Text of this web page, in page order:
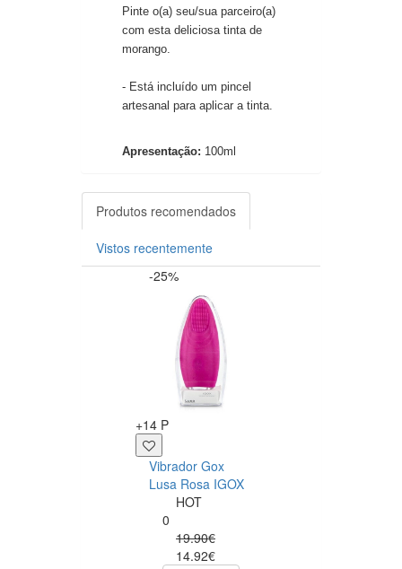
Pinte o(a) seu/sua parceiro(a)
com esta deliciosa tinta de
morango.
- Está incluído um pincel
artesanal para aplicar a tinta.
Apresentação: 100ml
Produtos recomendados
Vistos recentemente
-25%
+14 P
Vibrador Gox
Lusa Rosa IGOX
HOT
0
19.90€
14.92€